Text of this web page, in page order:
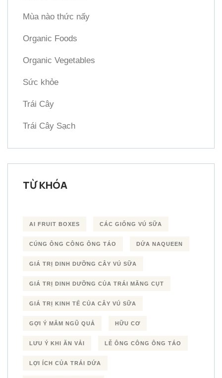
Mùa nào thức nấy
Organic Foods
Organic Vegetables
Sức khỏe
Trái Cây
Trái Cây Sạch
TỪ KHÓA
AI FRUIT BOXES CÁC GIỐNG VÚ SỮA
CÚNG ÔNG CÔNG ÔNG TÁO DỨA NAQUEEN
GIÁ TRỊ DINH DƯỠNG CÂY VÚ SỮA
GIÁ TRỊ DINH DƯỠNG CỦA TRÁI MĂNG CỤT
GIÁ TRỊ KINH TẾ CỦA CÂY VÚ SỮA
GỢI Ý MÂM NGŨ QUẢ HỮU CƠ
LƯU Ý KHI ĂN VẢI LỄ ÔNG CÔNG ÔNG TÁO
LỢI ÍCH CỦA TRÁI DỨA